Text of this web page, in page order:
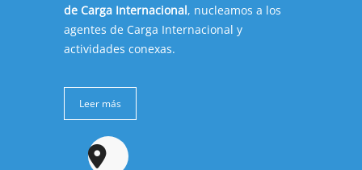
de Carga Internacional, nucleamos a los
agentes de Carga Internacional y
actividades conexas.
Leer más